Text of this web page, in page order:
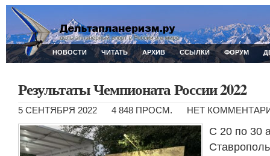
НОВОСТИ ЧИТАТЬ АРХИВ ССЫЛКИ ФОРУМ
Результаты Чемпионата России 2022
5 СЕНТЯБРЯ 2022 4 848 ПРОСМ. НЕТ
С 20 по 30